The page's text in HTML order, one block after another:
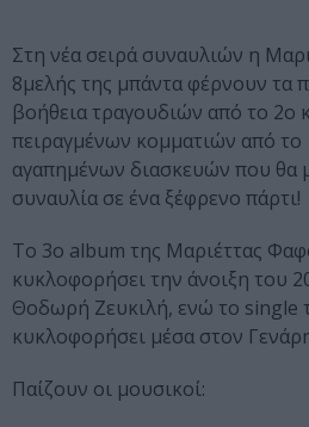
Στη νέα σειρά συναυλιών η
8μελής της μπάντα φέρνουν τα
βοήθεια τραγουδιών από το 2ο
πειραγμένων κομματιών από το
αγαπημένων διασκευών που θα
συναυλία σε ένα ξέφρενο πάρτι!
Το 3o album της Μαριέττας
κυκλοφορήσει την άνοιξη του
Θοδωρή Ζευκιλή, ενώ το single
κυκλοφορήσει μέσα στον
Παίζουν οι μουσικοί: